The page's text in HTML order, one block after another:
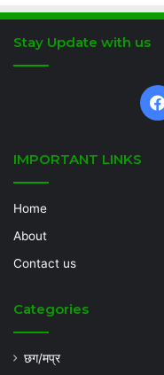
Stay Update with us
IMPORTANT LINKS
Home
About
Contact us
Categories
छग/मप्र